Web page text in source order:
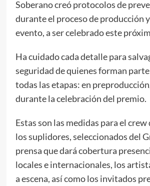
Soberano creó protocolos de
durante el proceso de producción
evento, a ser celebrado este
Ha cuidado cada detalle para
seguridad de quienes forman
todas las etapas: en
durante la celebración del premio.
Estas son las medidas para el
los suplidores, seleccionados del
prensa que dará cobertura
locales e internacionales, los
a escena, así como los invitados